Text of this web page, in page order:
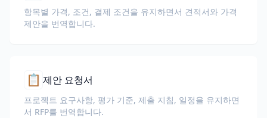
항목별 가격, 조건, 결제 조건을 유지하면서 견적서와 가격
제안을 번역합니다.
📋 제안 요청서
프로젝트 요구사항, 평가 기준, 제출 지침, 일정을 유지하면
서 RFP를 번역합니다.